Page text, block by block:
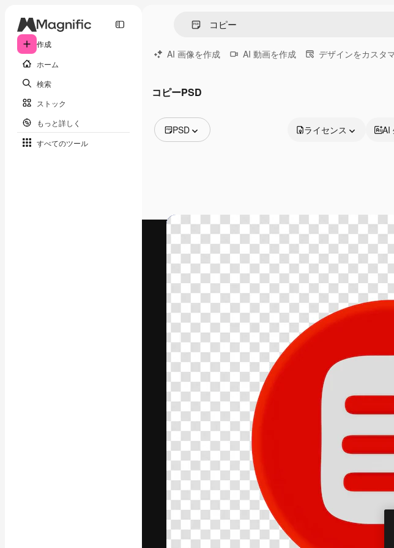
作成
ホーム
検索
ストック
もっと詳しく
すべてのツール
AI 画像を作成 AI 動画を作成 デザインをカスタ
コピーPSD
PSD
動画
アイコン
3D モデル
フォント
ライセンス AI
最高のクリエイティブ制作を導くためのプラ
ットフォーム。クリエイター、企業、代理
店、スタジオを含む100万人以上が利用して
います。
日本語
AI
向
モ
Copyright © 2010-2026 Freepik Company S.L.U.無断